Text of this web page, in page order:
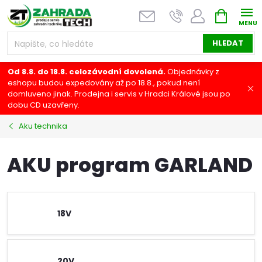
Přejít
na
obsah
HLEDAT
NÁKUPNÍ
KOŠÍK
Od 8.8. do 18.8. celozávodní dovolená.Objednávky z
eshopu budou expedovány až po 18.8., pokud není
domluveno jinak. Prodejna i servis v Hradci Králové jsou po
dobu CD uzavřeny.
Aku technika
AKU program GARLAND
18V